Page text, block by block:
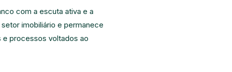
com a escuta ativa e a
imobiliário e permanece
processos voltados ao